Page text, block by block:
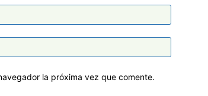
la próxima vez que comente.